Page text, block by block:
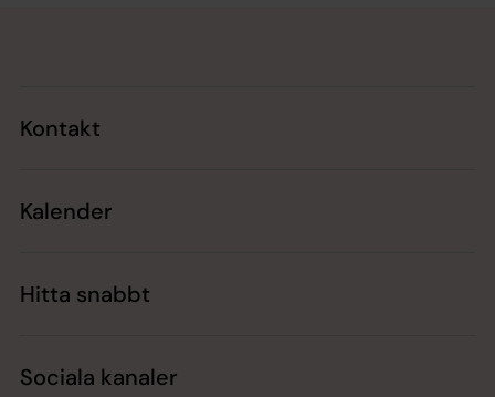
Kontakt
Kalender
Hitta snabbt
Sociala kanaler